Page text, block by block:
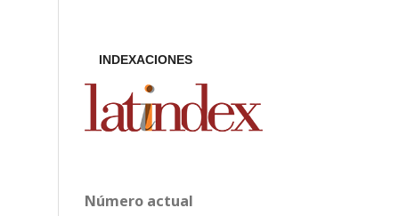
INDEXACIONES
Número actual